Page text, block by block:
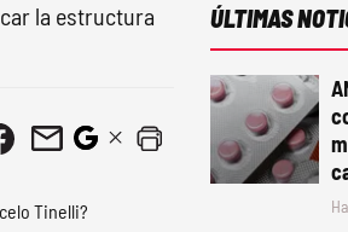
la estructura
ÚLTIMAS